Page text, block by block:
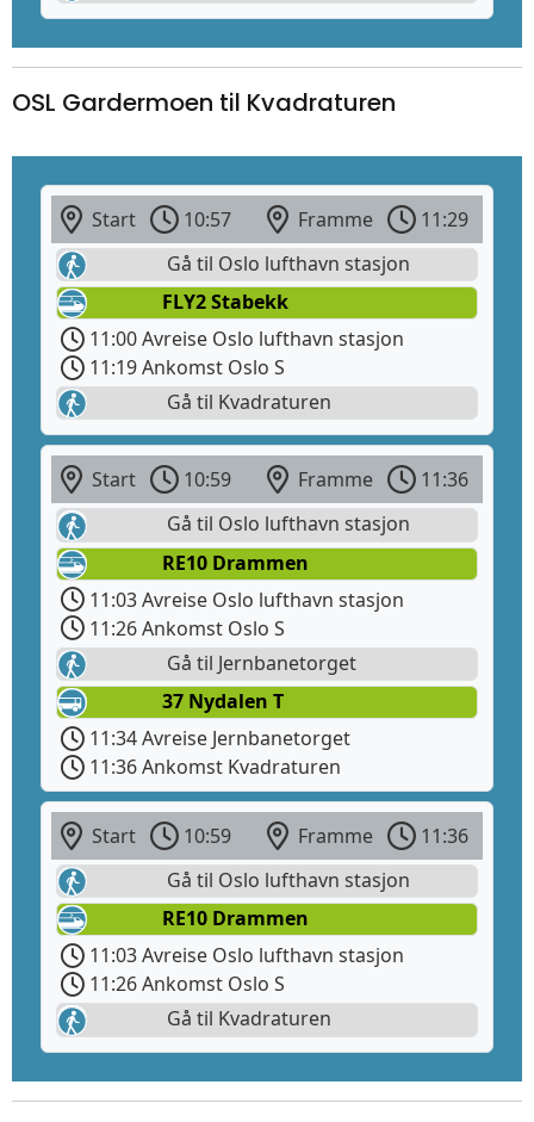
OSL Gardermoen til Kvadraturen
Start 10:57 Framme
11:29
Gå til Oslo lufthavn stasjon
FLY2 Stabekk
11:00 Avreise Oslo lufthavn stasjon
11:19 Ankomst Oslo S
Gå til Kvadraturen
Start 10:59 Framme
11:36
Gå til Oslo lufthavn stasjon
RE10 Drammen
11:03 Avreise Oslo lufthavn stasjon
11:26 Ankomst Oslo S
Gå til Jernbanetorget
37 Nydalen T
11:34 Avreise Jernbanetorget
11:36 Ankomst Kvadraturen
Start 10:59 Framme
11:36
Gå til Oslo lufthavn stasjon
RE10 Drammen
11:03 Avreise Oslo lufthavn stasjon
11:26 Ankomst Oslo S
Gå til Kvadraturen